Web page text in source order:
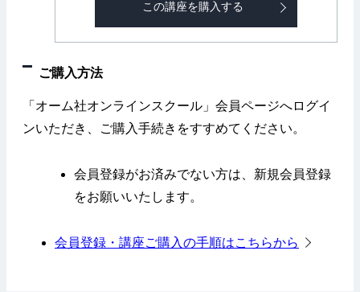
この講座を購入する
ご購入方法
「オーム社オンラインスクール」会員ページへログイ
ンいただき、ご購入手続きをすすめてください。
会員登録がお済みでない方は、新規会員登録
をお願いいたします。
会員登録・講座ご購入の手順はこちらから